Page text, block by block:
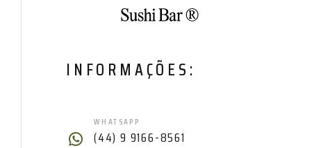
INFORMAÇÕES:
WHATSAPP
(44) 9 9166-8561